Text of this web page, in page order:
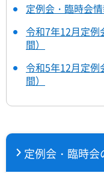
定例会・臨時会
令和7年12月定例
間）
令和5年12月定例
間）
定例会・臨時会